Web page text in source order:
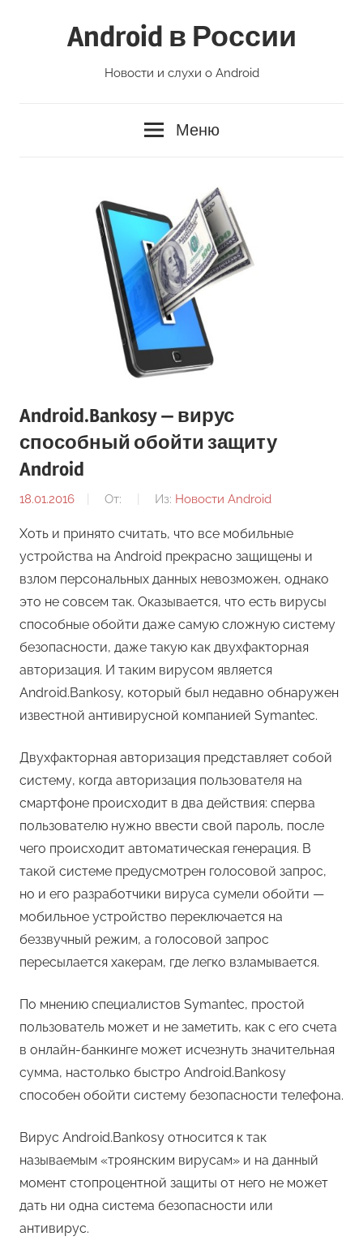
Android в России
Новости и слухи о Android
Меню
Android.Bankosy — вирус
способный обойти защиту
Android
18.01.2016 От: Из: Новости Android
Хоть и принято считать, что все мобильные
устройства на Android прекрасно защищены и
взлом персональных данных невозможен, однако
это не совсем так. Оказывается, что есть вирусы
способные обойти даже самую сложную систему
безопасности, даже такую как двухфакторная
авторизация. И таким вирусом является
Android.Bankosy, который был недавно обнаружен
известной антивирусной компанией Symantec.
Двухфакторная авторизация представляет собой
систему, когда авторизация пользователя на
смартфоне происходит в два действия: сперва
пользователю нужно ввести свой пароль, после
чего происходит автоматическая генерация. В
такой системе предусмотрен голосовой запрос,
но и его разработчики вируса сумели обойти —
мобильное устройство переключается на
беззвучный режим, а голосовой запрос
пересылается хакерам, где легко взламывается.
По мнению специалистов Symantec, простой
пользователь может и не заметить, как с его счета
в онлайн-банкинге может исчезнуть значительная
сумма, настолько быстро Android.Bankosy
способен обойти систему безопасности телефона.
Вирус Android.Bankosy относится к так
называемым «троянским вирусам» и на данный
момент стопроцентной защиты от него не может
дать ни одна система безопасности или
антивирус.